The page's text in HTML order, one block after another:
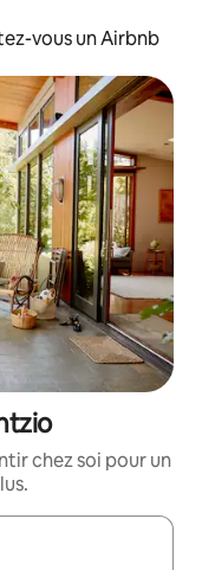
vous un Airbnb
chez soi pour un
les en utilisant